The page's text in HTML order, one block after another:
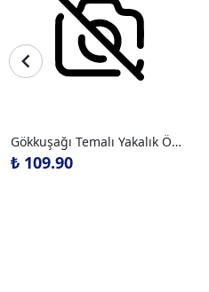
Gökkuşağı Temalı Yakalık Önlük
₺ 109.90